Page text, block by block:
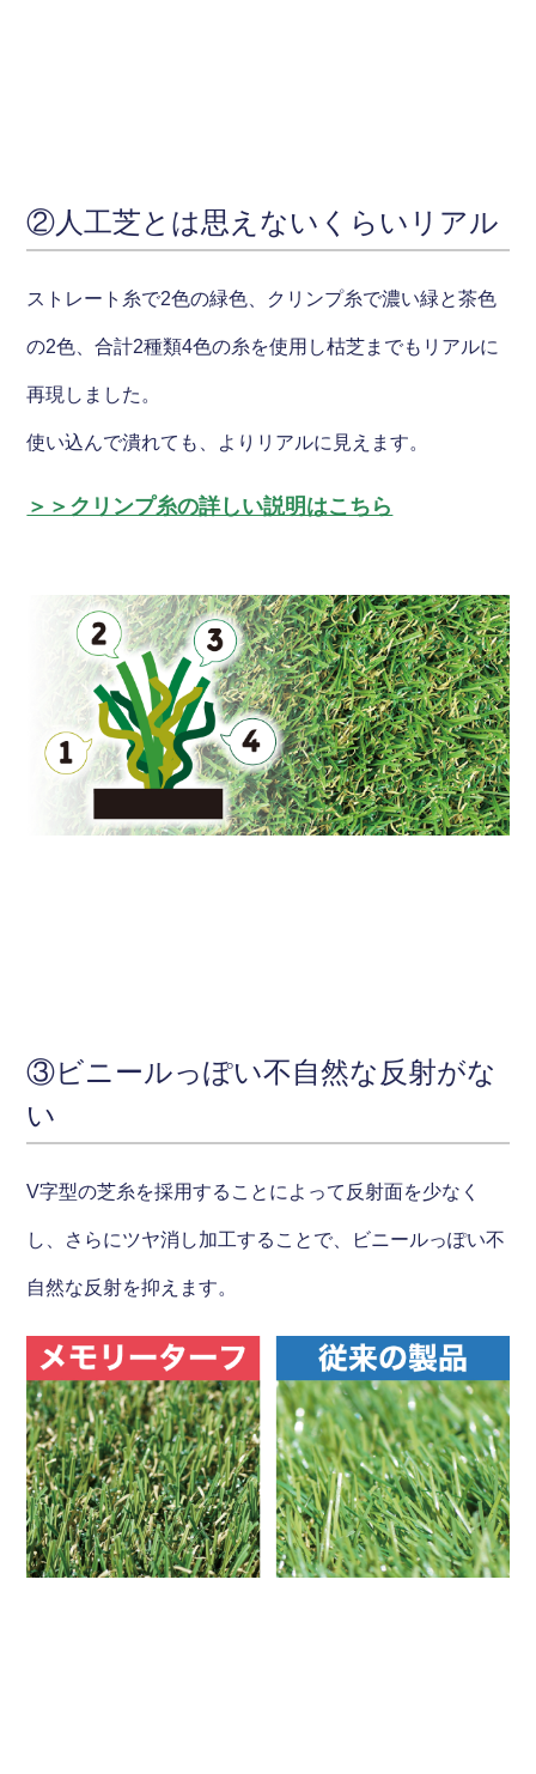
②人工芝とは思えないくらいリアル
ストレート糸で2色の緑色、クリンプ糸で濃い緑と茶色
の2色、合計2種類4色の糸を使用し枯芝までもリアルに
再現しました。
使い込んで潰れても、よりリアルに見えます。
＞＞クリンプ糸の詳しい説明はこちら
③ビニールっぽい不自然な反射がな
い
V字型の芝糸を採用することによって反射面を少なく
し、さらにツヤ消し加工することで、ビニールっぽい不
自然な反射を抑えます。